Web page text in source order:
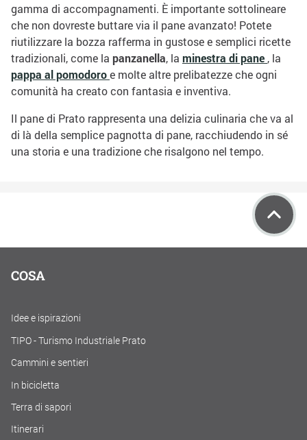
gamma di accompagnamenti. È importante sottolineare
che non dovreste buttare via il pane avanzato! Potete
riutilizzare la bozza rafferma in gustose e semplici ricette
tradizionali, come la panzanella, la minestra di pane , la
pappa al pomodoroe molte altre prelibatezze che ogni
comunità ha creato con fantasia e inventiva.
Il pane di Prato rappresenta una delizia culinaria che va al
di là della semplice pagnotta di pane, racchiudendo in sé
una storia e una tradizione che risalgono nel tempo.
COSA
Idee e ispirazioni
TIPO - Turismo Industriale Prato
Cammini e sentieri
In bicicletta
Terra di sapori
Itinerari